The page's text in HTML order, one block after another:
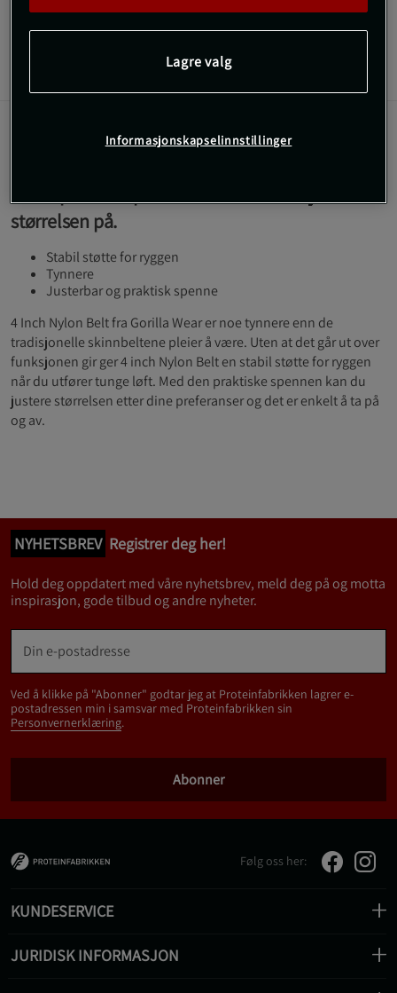
Les mer
4 Inch Nylon Belt gir en funksjonell og stabil
størrelsen på.
Stabil støtte for ryggen
Tynnere
Justerbar og praktisk spenne
4 Inch Nylon Belt fra Gorilla Wear er noe tynnere enn de
tradisjonelle skinnbeltene pleier å være. Uten at det går ut over
funksjonen gir ger 4 inch Nylon Belt en stabil støtte for ryggen
når du utfører tunge løft. Med den praktiske spennen kan du
justere størrelsen etter dine preferanser og det er enkelt å ta på
og av.
NYHETSBREV Registrer deg her!
Hold deg oppdatert med våre nyhetsbrev, meld deg på og motta
inspirasjon, gode tilbud og andre nyheter.
Ved å klikke på "Abonner" godtar jeg at Proteinfabrikken lagrer e-
postadressen min i samsvar med Proteinfabrikken sin
Personvernerklæring.
Abonner
Følg oss her:
KUNDESERVICE
JURIDISK INFORMASJON
Lagre valg
Informasjonskapselinnstillinger